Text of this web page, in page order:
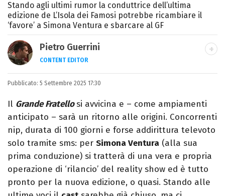
Stando agli ultimi rumor la conduttrice dell’ultima
edizione de L’Isola dei Famosi potrebbe ricambiare il
‘favore’ a Simona Ventura e sbarcare al GF
Pietro Guerrini
CONTENT EDITOR
Laurea in Lettere, smania di viaggi e
Pixar).
Pubblicato: 5 Settembre 2025 17:30
Il Grande Fratellosi avvicina e – come ampiamenti
anticipato – sarà un ritorno alle origini. Concorrenti
nip, durata di 100 giorni e forse addirittura televoto
solo tramite sms: per Simona Ventura (alla sua
prima conduzione) si tratterà di una vera e propria
operazione di ‘rilancio’ del reality show ed è tutto
pronto per la nuova edizione, o quasi. Stando alle